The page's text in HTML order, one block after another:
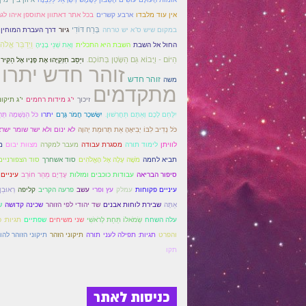
אין עוד מלבדו ארבע קשרים בכל אתר דאתוון אתוספן איהו
במקום שיש ס"א יש טרחה בְּרַח דּוֹדִי גיור דרך העברת
החול אל השבת השבת היא התכלית וְאֵת שְׁנֵי בָנֶיהָ וַיְדַבֵּר
הַיּוֹם - וַיָּבוֹא גַם הַשָּׂטָן בְּתוֹכָם. ויַּסֵּב חִזְקִיָּהוּ אֶת פָּנָיו אֶל הַקִּיר
משה זוהר חדש זוהר חדש יתרו
מתקדמים זיכוך י"ג מידות רחמים י"ג
יִלָּחֵם לָכֶם וְאַתֶּם תַּחֲרִשׁוּן. יִשָּׂשכָר חֲמֹר גָּרֶם יתרו כֹּל הַנְּשָׁמָה
כֹּל נְדִיב לִבּוֹ יְבִיאֶהָ אֵת תְּרוּמַת יְהוָה לא ינום ולא ישר שומר
לוויתן לימוד תורה מסגרת עבודה מעבר למקרה מצוות יבום
תביא לחמה מֹשֶׁה עָלָה אֶל הָאֱלֹהִים סוד אשחרך סוד
סיפור הבריאה עבודות כוכבים ומזלות עֶדְיָם מֵהַר חוֹרֵב
עיניים פקוחות עמלק עץ ופרי עשב פרעה הקריב קליפה
אַתָּה שבירת לוחות אבנים שד יהודי לפי הזוהר שכינה קדושה
עלה השחח שְׂמֹאלוֹ תַּחַת לְרֹאשִׁי שני משיחים שפתיים תגיות:
והפרט תגיות: תפילה לעני תורה תיקוני הזהר תיקוני הזוהר
תקו
כניסות לאתר